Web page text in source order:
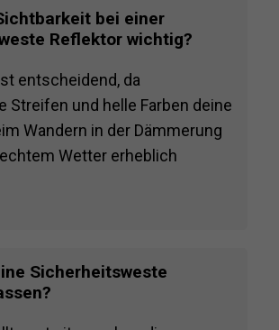
bei einer
Reflektor wichtig?
entscheidend, da
Streifen und helle Farben deine
Wandern in der Dämmerung
Wetter erheblich
Sicherheitsweste